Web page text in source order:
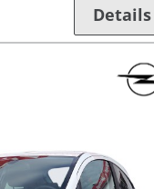
Details